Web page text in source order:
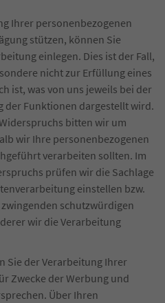
Ihrer personenbezogenen
stützen, können Sie
einlegen. Dies ist der Fall,
nicht zur Erfüllung eines
ist, was von uns jeweils bei der
der Funktionen dargestellt wird.
bitten wir um
wir Ihre personenbezogenen
verarbeiten sollten. Im
prüfen wir die Sachlage
einstellen bzw.
schutzwürdigen
wir die Verarbeitung
Sie der Verarbeitung Ihrer
Zwecke der Werbung und
Über Ihren